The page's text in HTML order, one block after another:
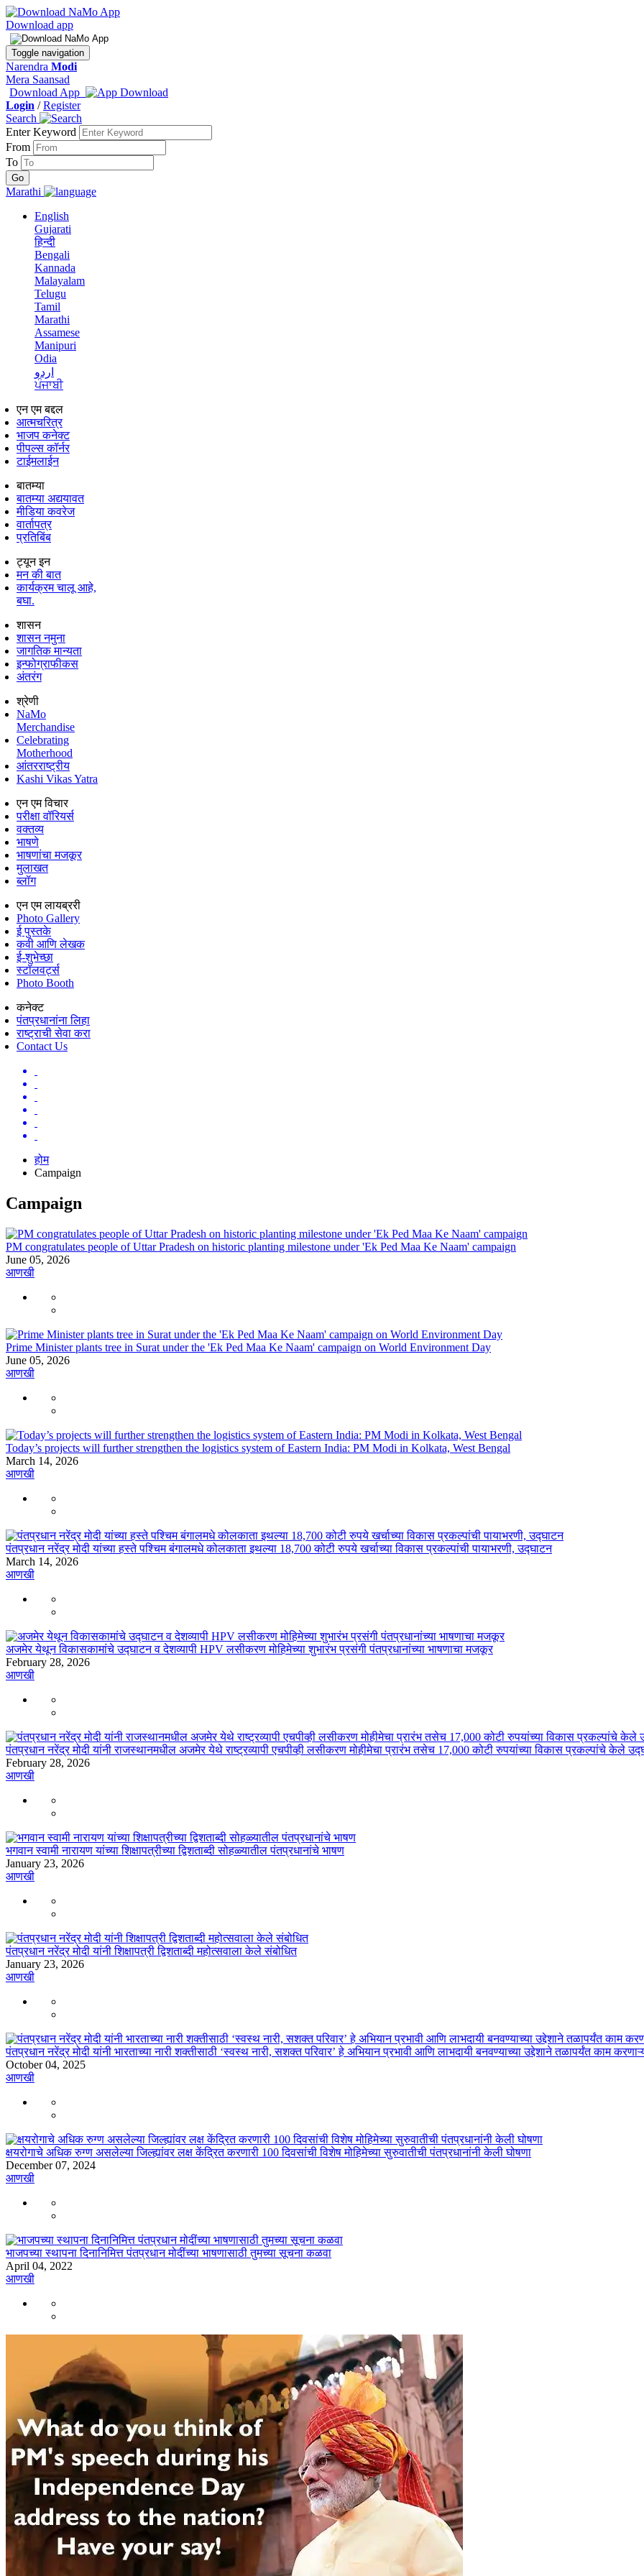
Download app
Toggle navigation
Narendra Modi
Mera Saansad
Download App
Login /Register
Search
Enter Keyword
From
To
Marathi
English
Gujarati
हिन्दी
Bengali
Kannada
Malayalam
Telugu
Tamil
Marathi
Assamese
Manipuri
Odia
اردو
ਪੰਜਾਬੀ
एन एम बद्दल
आत्मचरित्र
भाजप कनेक्ट
पीपल्स कॉर्नर
टाईमलाईन
बातम्या
बातम्या अद्ययावत
मीडिया कवरेज
वार्तापत्र
प्रतिबिंब
ट्यून इन
मन की बात
कार्यक्रम चालू आहे,
बघा.
शासन
शासन नमुना
जागतिक मान्यता
इन्फोग्राफीकस
अंतरंग
श्रेणी
NaMo
Merchandise
Celebrating
Motherhood
आंतरराष्ट्रीय
Kashi Vikas Yatra
एन एम विचार
परीक्षा वॉरियर्स
वक्तव्य
भाषणे
भाषणांचा मजकूर
मुलाखत
ब्लॉग
एन एम लायब्ररी
Photo Gallery
ई पुस्तके
कवी आणि लेखक
ई-शुभेच्छा
स्टॉलवर्ट्स
Photo Booth
कनेक्ट
पंतप्रधानांना लिहा
राष्ट्राची सेवा करा
Contact Us
होम
Campaign
Campaign
PM congratulates people of Uttar Pradesh on historic planting milestone under 'Ek Ped Maa Ke Naam' campaign
June 05, 2026
आणखी
Prime Minister plants tree in Surat under the 'Ek Ped Maa Ke Naam' campaign on World Environment Day
June 05, 2026
आणखी
Today’s projects will further strengthen the logistics system of Eastern India: PM Modi in Kolkata, West Bengal
March 14, 2026
आणखी
पंतप्रधान नरेंद्र मोदी यांच्या हस्ते पश्चिम बंगालमधे कोलकाता इथल्या 18,700 कोटी रुपये खर्चाच्या विकास प्रकल्पांची पायाभरणी, उद्घाटन
March 14, 2026
आणखी
अजमेर येथून विकासकामांचे उद्घाटन व देशव्यापी HPV लसीकरण मोहिमेच्या शुभारंभ प्रसंगी पंतप्रधानांच्या भाषणाचा मजकूर
February 28, 2026
आणखी
पंतप्रधान नरेंद्र मोदी यांनी राजस्थानमधील अजमेर येथे राष्ट्रव्यापी एचपीव्ही लसीकरण मोहीमेचा प्रारंभ तसेच 17,000 कोटी रुपयांच्या विकास प्रकल्पांचे केले
February 28, 2026
आणखी
भगवान स्वामी नारायण यांच्या शिक्षापत्रीच्या द्विशताब्दी सोहळ्यातील पंतप्रधानांचे भाषण
January 23, 2026
आणखी
पंतप्रधान नरेंद्र मोदी यांनी शिक्षापत्री द्विशताब्दी महोत्सवाला केले संबोधित
January 23, 2026
आणखी
पंतप्रधान नरेंद्र मोदी यांनी भारताच्या नारी शक्तीसाठी ‘स्वस्थ नारी, सशक्त परिवार’ हे अभियान प्रभावी आणि लाभदायी बनवण्याच्या उद्देशाने तळापर्यंत काम
October 04, 2025
आणखी
क्षयरोगाचे अधिक रुग्ण असलेल्या जिल्ह्यांवर लक्ष केंद्रित करणारी 100 दिवसांची विशेष मोहिमेच्या सुरुवातीची पंतप्रधानांनी केली घोषणा
December 07, 2024
आणखी
भाजपच्या स्थापना दिनानिमित्त पंतप्रधान मोदींच्या भाषणासाठी तुमच्या सूचना कळवा
April 04, 2022
आणखी